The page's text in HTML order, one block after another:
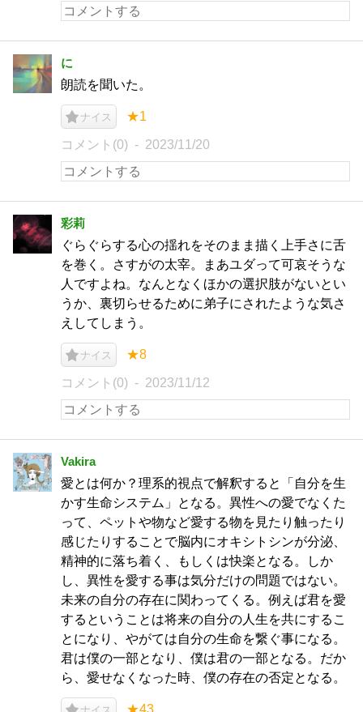
に
朗読を聞いた。
ナイス ★1
コメント(0) 2023/11/20
彩莉
ぐらぐらする心の揺れをそのまま描く上手さに舌
を巻く。さすがの太宰。まあユダって可哀そうな
人ですよね。なんとなくほかの選択肢がないとい
うか、裏切らせるために弟子にされたような気さ
えしてしまう。
ナイス ★8
コメント(0) 2023/11/12
Vakira
愛とは何か？理系的視点で解釈すると「自分を生
かす生命システム」となる。異性への愛でなくた
って、ペットや物など愛する物を見たり触ったり
感じたりすることで脳内にオキシトシンが分泌、
精神的に落ち着く、もしくは快楽となる。しか
し、異性を愛する事は気分だけの問題ではない。
未来の自分の存在に関わってくる。例えば君を愛
するということは将来の自分の人生を共にするこ
とになり、やがては自分の生命を繋ぐ事になる。
君は僕の一部となり、僕は君の一部となる。だか
ら、愛せなくなった時、僕の存在の否定となる。
★43